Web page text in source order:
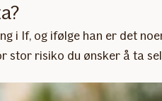
i If, og ifølge han er det
stor risiko du ønsker å ta